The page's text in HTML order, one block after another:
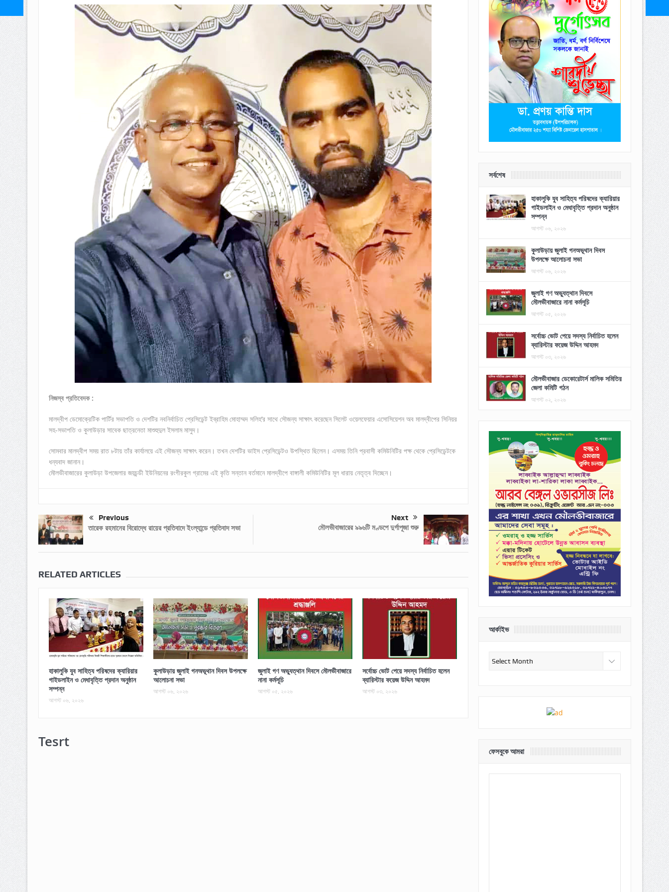
নিজস্ব প্রতিবেদক :
মালদ্বীপ ডেমোক্রেটিক পার্টির সভাপতি ও দেশটির নবনির্বাচিত প্রেসিডেন্ট ইব্রাহিম মোহাম্মদ সলিহ’র সাথে সৌজন্য সাক্ষাৎ করেছেন সিলেট ওয়েলফেয়ার এসোসিয়েশন অব মালদ্বীপের সিনিয়র
সহ-সভাপতি ও কুলাউড়ার সাবেক ছাত্রনেতা মাশুহুদুল ইসলাম মাসুদ।
সোমবার মালদ্বীপ সময় রাত ৮টায় তাঁর কার্যালয়ে এই সৌজন্য সাক্ষাৎ করেন। তখন দেশটির ভাইস প্রেসিডেন্টও উপস্থিত ছিলেন। এসময় তিনি প্রবাসী কমিউনিটির পক্ষ থেকে প্রেসিডেন্টকে
ধন্যবাদ জানান।
মৌলভীবাজারের কুলাউড়া উপজেলার জয়চন্ডী ইউনিয়নের রংগীরকুল গ্রামের এই কৃতি সন্তান বর্তমানে মালদ্বীপে বাঙ্গালী কমিউনিটির মূল ধারায় নেতৃত্ব দিচ্ছেন।
Previous
তারেক রহমানের বিরোদ্ধে রায়ের প্রতিবাদে ইংল্যান্ডে প্রতিবাদ সভা
Next
মৌলভীবাজারের ৯৯৬টি মণ্ডপে দুর্গাপূজা শুরু
RELATED ARTICLES
হাকালুকি যুব সাহিত্য পরিষদের ক্যারিয়ার
গাইডলাইন ও মেধাবৃত্তি প্রদান অনুষ্ঠান
সম্পন্ন
আগস্ট ০৬, ২০২৬
কুলাউড়ায় জুলাই গনঅভূথান দিবস উপলক্ষে
আলোচনা সভা
আগস্ট ০৬, ২০২৬
জুলাই গণ অভ্যুত্থান দিবসে মৌলভীবাজারে
নানা কর্মসূচি
আগস্ট ০৫, ২০২৬
সর্বোচ্চ ভোট পেয়ে সদস্য নির্বাচিত হলেন
ব্যারিস্টার ফয়েজ উদ্দিন আহমদ
আগস্ট ০৩, ২০২৬
Tesrt
সর্বশেষ
হাকালুকি যুব সাহিত্য পরিষদের ক্যারিয়ার
গাইডলাইন ও মেধাবৃত্তি প্রদান অনুষ্ঠান
সম্পন্ন
আগস্ট ০৬, ২০২৬
কুলাউড়ায় জুলাই গনঅভূথান দিবস
উপলক্ষে আলোচনা সভা
আগস্ট ০৬, ২০২৬
জুলাই গণ অভ্যুত্থান দিবসে
মৌলভীবাজারে নানা কর্মসূচি
আগস্ট ০৫, ২০২৬
সর্বোচ্চ ভোট পেয়ে সদস্য নির্বাচিত হলেন
ব্যারিস্টার ফয়েজ উদ্দিন আহমদ
আগস্ট ০৩, ২০২৬
মৌলভীবাজার ডেকোরেটার্স মালিক সমিতির
জেলা কমিটি গঠন
আগস্ট ০২, ২০২৬
আর্কাইভ
আর্কাইভ
ফেসবুকে আমরা